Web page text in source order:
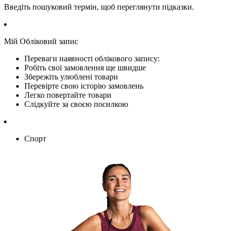
Введіть пошуковий термін, щоб переглянути підказки.
Мій Обліковий запис
Переваги наявності облікового запису:
Робіть свої замовлення ще швидше
Збережіть улюблені товари
Перевірте свою історію замовлень
Легко повертайте товари
Слідкуйте за своєю посилкою
Спорт